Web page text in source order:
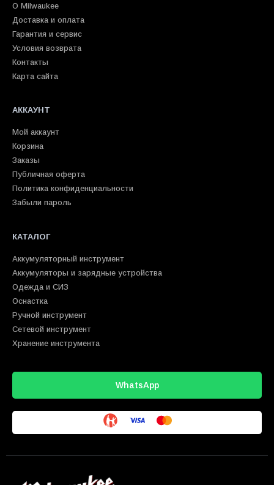
О Milwaukee
Доставка и оплата
Гарантия и сервис
Условия возврата
Контакты
Карта сайта
АККАУНТ
Мой аккаунт
Корзина
Заказы
Публичная оферта
Политика конфиденциальности
Забыли пароль
КАТАЛОГ
Аккумуляторный инструмент
Аккумуляторы и зарядные устройства
Одежда и СИЗ
Оснастка
Ручной инструмент
Сетевой инструмент
Хранение инструмента
WhatsApp